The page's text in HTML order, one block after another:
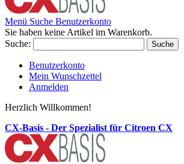
Menü Suche Benutzerkonto
Sie haben keine Artikel im Warenkorb.
Suche:
Suche
Benutzerkonto
Mein Wunschzettel
Anmelden
Herzlich Willkommen!
CX-Basis - Der Spezialist für Citroen CX